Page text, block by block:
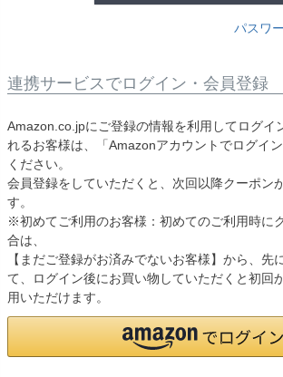
パスワ
連携サービスでログイン・会員登録
Amazon.co.jpにご登録の情報を利用してログイ
れるお客様は、「Amazonアカウントでログイ
ください。
会員登録をしていただくと、次回以降クーポン
す。
※初めてご利用のお客様：初めてのご利用時に
合は、
【まだご登録がお済みでないお客様】から、先
て、ログイン後にお買い物していただくと初回
用いただけます。